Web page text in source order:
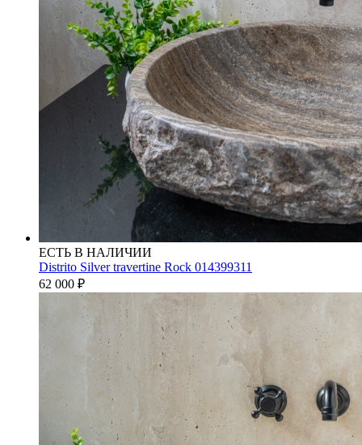
ЕСТЬ В НАЛИЧИИ
Distrito Silver travertine Rock 014399311
62 000 ₽